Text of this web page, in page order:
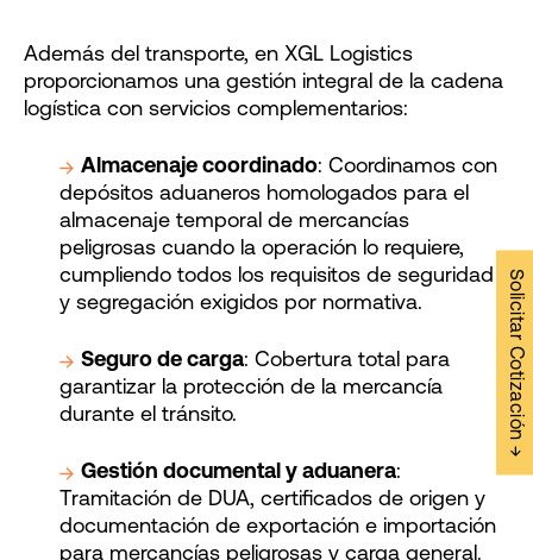
Además del transporte, en XGL Logistics
proporcionamos una gestión integral de la cadena
logística con servicios complementarios:
Almacenaje coordinado: Coordinamos con
depósitos aduaneros homologados para el
almacenaje temporal de mercancías
peligrosas cuando la operación lo requiere,
cumpliendo todos los requisitos de seguridad
y segregación exigidos por normativa.
Seguro de carga: Cobertura total para
garantizar la protección de la mercancía
durante el tránsito.
Gestión documental y aduanera:
Tramitación de DUA, certificados de origen y
documentación de exportación e importación
para mercancías peligrosas y carga general.
Solicitar Cotización →